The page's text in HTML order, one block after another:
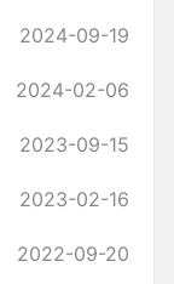
2024-09-19
2024-02-06
2023-09-15
2023-02-16
2022-09-20